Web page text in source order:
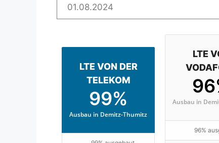
01.08.2024
LTE VON DER
TELEKOM
99%
Ausbau in Demitz-Thumitz
LTE
Ausbau in
96%